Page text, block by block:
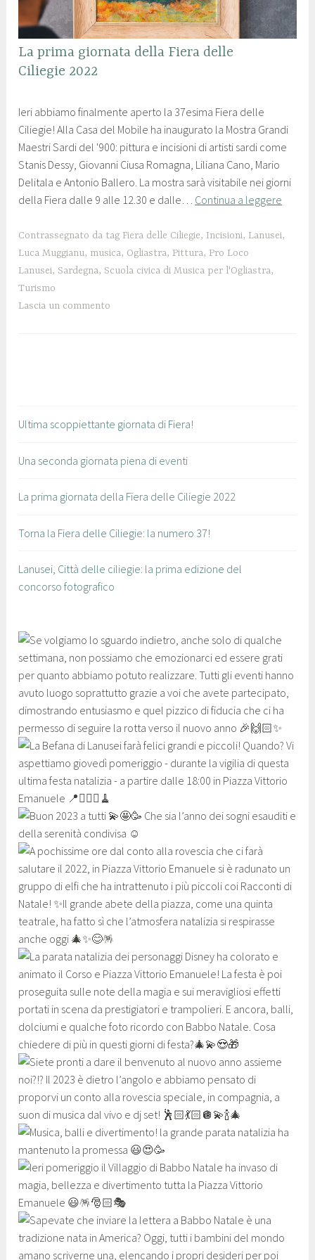
FIERA
DELLE
CILIEGIE
LANUSEI
,
NEWS
La prima giornata della Fiera delle
Ciliegie 2022
5
g
i
u
g
n
2
0
2
2
r
o
l
o
c
o
a
n
u
s
e
Ieri abbiamo finalmente aperto la 37esima Fiera delle
Ciliegie! Alla Casa del Mobile ha inaugurato la Mostra Grandi
Maestri Sardi del '900: pittura e incisioni di artisti sardi come
Stanis Dessy, Giovanni Ciusa Romagna, Liliana Cano, Mario
Delitala e Antonio Ballero. La mostra sarà visitabile nei giorni
della Fiera dalle 9 alle 12.30 e dalle… Continua a leggere
Contrassegnato da tag Fiera delle Ciliegie, Incisioni, Lanusei,
Luca Muggianu, musica, Ogliastra, Pittura, Pro Loco
Lanusei, Sardegna, Scuola civica di Musica per l'Ogliastra,
Turismo
Lascia un commento
Ultima scoppiettante giornata di Fiera!
Una seconda giornata piena di eventi
La prima giornata della Fiera delle Ciliegie 2022
Torna la Fiera delle Ciliegie: la numero 37!
Lanusei, Città delle ciliegie: la prima edizione del
concorso fotografico